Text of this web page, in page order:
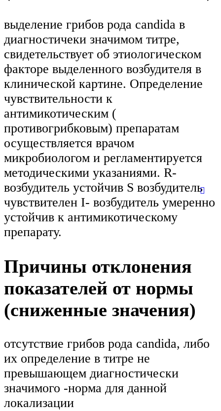
выделение грибов рода candida в
диагностичеки значимом титре,
свидетельствует об этиологическом
факторе выделенного возбудителя в
клинической картине. Определение
чувствительности к
антимикотическим (
противогрибковым) препаратам
осуществляется врачом
микробиологом и регламентируется
методическими указаниями. R-
возбудитель устойчив S возбудитель
чувствителен I- возбудитель умеренно
устойчив к антимикотическому
препарату.
Причины отклонения
показателей от нормы
(сниженные значения)
отсутствие грибов рода candida, либо
их определение в титре не
превышающем диагностически
значимого -норма для данной
локализации